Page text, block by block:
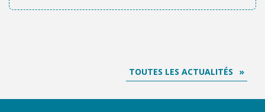
TOUTES LES ACTUALITÉS